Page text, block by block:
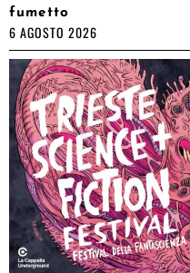
fumetto
6 AGOSTO 2026